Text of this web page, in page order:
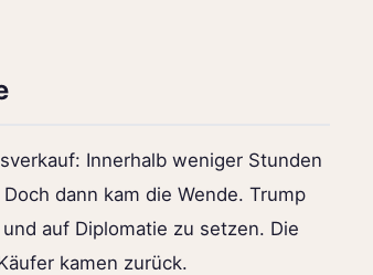
Innerhalb weniger Stunden
dann kam die Wende. Trump
auf Diplomatie zu setzen. Die
kamen zurück.